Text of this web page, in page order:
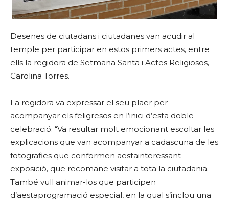
Desenes de ciutadans i ciutadanes van acudir al
temple per participar en estos primers actes, entre
ells la regidora de Setmana Santa i Actes Religiosos,
Carolina Torres.
La regidora va expressar el seu plaer per
acompanyar els feligresos en l’inici d’esta doble
celebració: “Va resultar molt emocionant escoltar les
explicacions que van acompanyar a cadascuna de les
fotografies que conformen aestainteressant
exposició, que recomane visitar a tota la ciutadania.
També vull animar-los que participen
d’aestaprogramació especial, en la qual s’inclou una